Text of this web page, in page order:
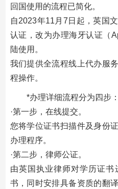
回国使用的流程已简化。
自2023年11月7日起，英国
认证，改为办理海牙认证（
陆使用。
我们提供全流程线上代办服
程操作。
*办理详细流程分为四步：
·第一步，在线提交。
您将学位证书扫描件及身份
办理程序。
·第二步，律师公证。
由英国执业律师对学历证
书，同时安排具备资质的翻